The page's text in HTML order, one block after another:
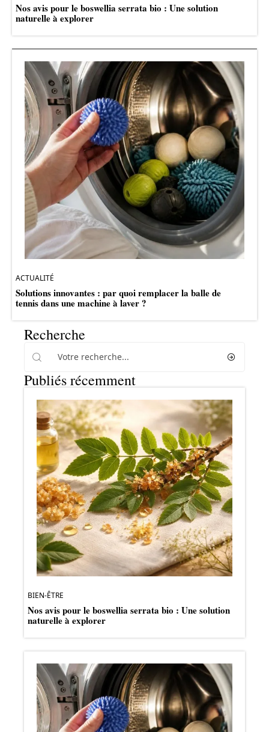
Nos avis pour le boswellia serrata bio : Une solution
naturelle à explorer
ACTUALITÉ
Solutions innovantes : par quoi remplacer la balle de
tennis dans une machine à laver ?
Recherche
Publiés récemment
BIEN-ÊTRE
Nos avis pour le boswellia serrata bio : Une solution
naturelle à explorer